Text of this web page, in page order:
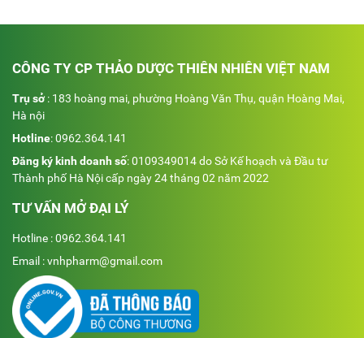
CÔNG TY CP THẢO DƯỢC THIÊN NHIÊN VIỆT NAM
Trụ sở: 183 hoàng mai, phường Hoàng Văn Thụ, quận Hoàng Mai,
Hà nội
Hotline:0962.364.141
Đăng ký kinh doanh số: 0109349014 do Sở Kế hoạch và Đầu tư
Thành phố Hà Nội cấp ngày 24 tháng 02 năm 2022
TƯ VẤN MỞ ĐẠI LÝ
Hotline : 0962.364.141
Email : vnhpharm@gmail.com